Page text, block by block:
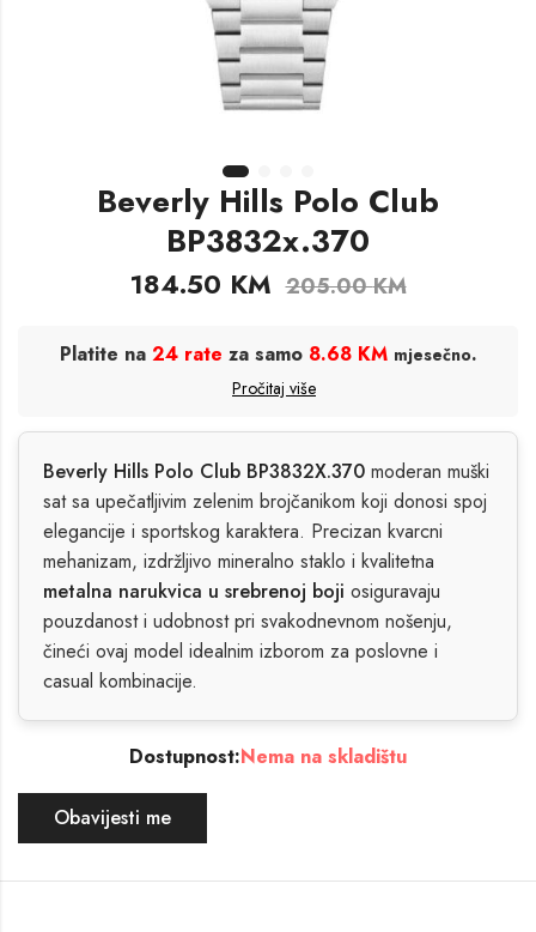
Beverly Hills Polo Club
BP3832x.370
184.50 KM 205.00KM
Platite na 24 rate za samo 8.68 KM mjesečno.
Pročitaj više
Beverly Hills Polo Club BP3832X.370 moderan muški
sat sa upečatljivim zelenim brojčanikom koji donosi spoj
elegancije i sportskog karaktera. Precizan kvarcni
mehanizam, izdržljivo mineralno staklo i kvalitetna
metalna narukvica u srebrenoj boji osiguravaju
pouzdanost i udobnost pri svakodnevnom nošenju,
čineći ovaj model idealnim izborom za poslovne i
casual kombinacije.
Dostupnost:Nema na skladištu
Obavijesti me